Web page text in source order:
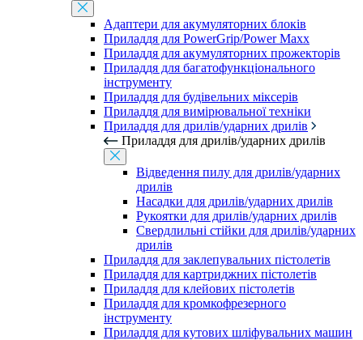
Адаптери для акумуляторних блоків
Приладдя для PowerGrip/Power Maxx
Приладдя для акумуляторних прожекторів
Приладдя для багатофункціонального
інструменту
Приладдя для будівельних міксерів
Приладдя для вимірювальної техніки
Приладдя для дрилів/ударних дрилів
Приладдя для дрилів/ударних дрилів
Відведення пилу для дрилів/ударних
дрилів
Насадки для дрилів/ударних дрилів
Рукоятки для дрилів/ударних дрилів
Свердлильні стійки для дрилів/ударних
дрилів
Приладдя для заклепувальних пістолетів
Приладдя для картриджних пістолетів
Приладдя для клейових пістолетів
Приладдя для кромкофрезерного
інструменту
Приладдя для кутових шліфувальних машин